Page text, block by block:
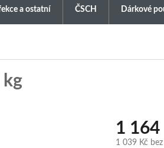
a ostatní ČSCH Dárkové
kg
1 164
1 039 Kč bez